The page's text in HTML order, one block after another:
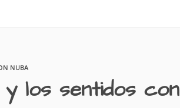
NUBA
los sentidos